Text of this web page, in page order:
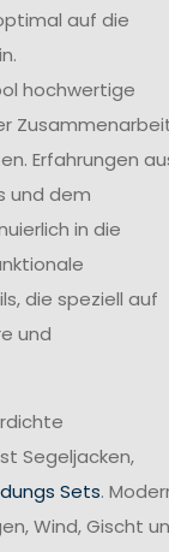
auf die
hochwertige
Erfahrungen
und dem
in die
die speziell auf
und
Segeljacken,
Sets.
Wind, Gischt